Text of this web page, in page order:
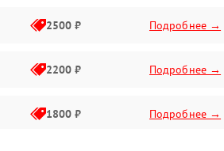
2500 ₽ Подробнее →
2200 ₽ Подробнее →
1800 ₽ Подробнее →